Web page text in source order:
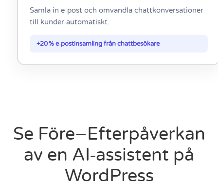
Samla in e‑post och omvandla chattkonversationer
till kunder automatiskt.
+20 % e‑postinsamling från chattbesökare
Se Före–Efterpåverkan
av en AI‑assistent på
WordPress